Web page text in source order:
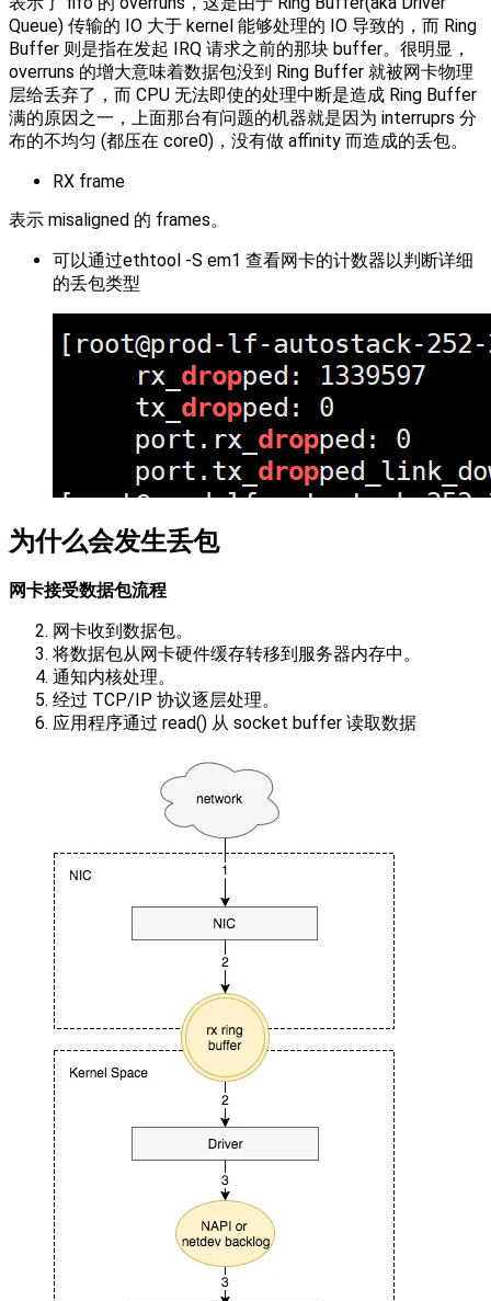
Queue) 传输的 IO 大于 kernel 能够处理的 IO 导致的，而 Ring
Buffer 则是指在发起 IRQ 请求之前的那块 buffer。很明显，
overruns 的增大意味着数据包没到 Ring Buffer 就被网卡物理
层给丢弃了，而 CPU 无法即使的处理中断是造成 Ring Buffer
满的原因之一，上面那台有问题的机器就是因为 interruprs 分
布的不均匀 (都压在 core0)，没有做 affinity 而造成的丢包。
RX frame
表示 misaligned 的 frames。
可以通过ethtool -S em1 查看网卡的计数器以判断详细
的丢包类型
为什么会发生丢包
网卡接受数据包流程
网卡收到数据包。
将数据包从网卡硬件缓存转移到服务器内存中。
通知内核处理。
经过 TCP/IP 协议逐层处理。
应用程序通过 read() 从 socket buffer 读取数据